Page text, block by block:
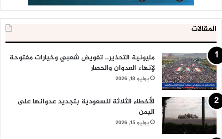
المقالات
مليونية التحذير.. تفويض شعبي وخيارات مفتوحة
لإنهاء العدوان والحصار
يوليو 18, 2026
الأخطاء الثلاثة للسعودية بتجديد عدوانها على
اليمن
يوليو 15, 2026